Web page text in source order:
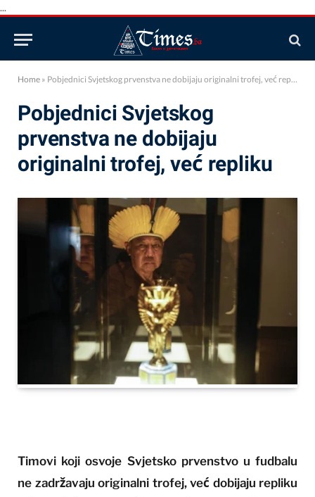
...
Home » Pobjednici Svjetskog prvenstva ne dobijaju originalni trofej, već repliku
Pobjednici Svjetskog
prvenstva ne dobijaju
originalni trofej, već repliku
Timovi koji osvoje Svjetsko prvenstvo u fudbalu
ne zadržavaju originalni trofej, već dobijaju repliku